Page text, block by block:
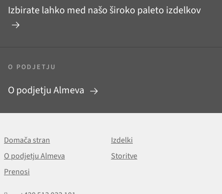
Izbirate lahko med našo široko paleto izdelkov
O PODJETJU
O podjetju Almeva
Domača stran
Izdelki
O podjetju Almeva
Storitve
Prenosi